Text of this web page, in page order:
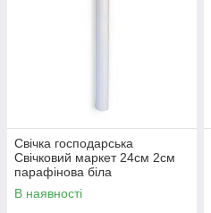
Свічка господарська
Свічковий маркет 24см 2см
парафінова біла
(4565416345)
В наявності